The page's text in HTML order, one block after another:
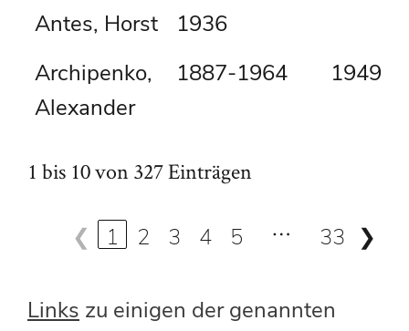
Antes, Horst
1936
Archipenko,
Alexander
1887-1964 1949
1 bis 10 von 327 Einträgen
❮ 1 2 3 4 5 … 33 ❯
Links zu einigen der genannten